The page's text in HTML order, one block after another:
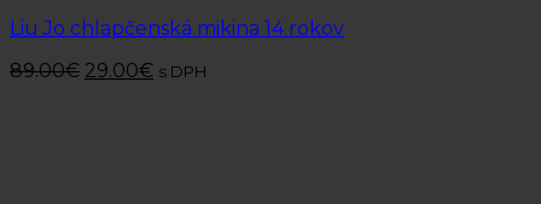
Liu Jo chlapčenská mikina 14 rokov
89.00€ 29.00€ s DPH